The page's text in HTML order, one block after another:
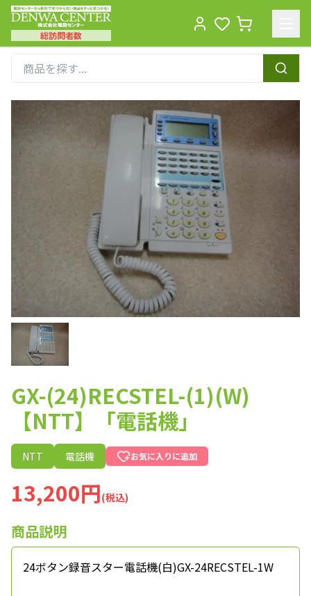
総訪問者数
GX-(24)RECSTEL-(1)(W)
【NTT】「電話機」
NTT 電話機 お気に入りに追加
13,200円(税込)
商品説明
24ボタン録音スター電話機(白)GX-24RECSTEL-1W